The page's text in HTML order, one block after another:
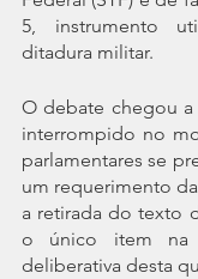
5, instrumento
ditadura militar.
O debate chegou
interrompido no
parlamentares se
um requerimento
a retirada do texto
o único item na
deliberativa desta